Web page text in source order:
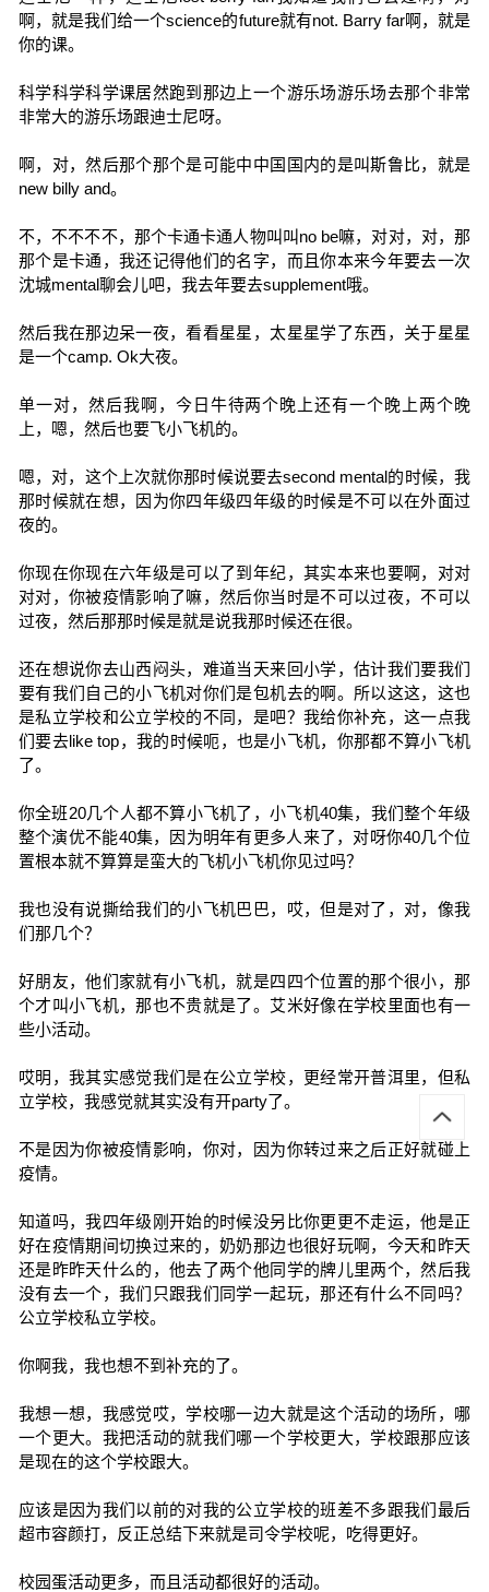
啊，就是我们给一个science的future就有not. Barry far啊，就是
你的课。
科学科学科学课居然跑到那边上一个游乐场游乐场去那个非常
非常大的游乐场跟迪士尼呀。
啊，对，然后那个那个是可能中中国国内的是叫斯鲁比，就是
new billy and。
不，不不不不，那个卡通卡通人物叫叫no be嘛，对对，对，那
那个是卡通，我还记得他们的名字，而且你本来今年要去一次
沈城mental聊会儿吧，我去年要去supplement哦。
然后我在那边呆一夜，看看星星，太星星学了东西，关于星星
是一个camp. Ok大夜。
单一对，然后我啊，今日牛待两个晚上还有一个晚上两个晚
上，嗯，然后也要飞小飞机的。
嗯，对，这个上次就你那时候说要去second mental的时候，我
那时候就在想，因为你四年级四年级的时候是不可以在外面过
夜的。
你现在你现在六年级是可以了到年纪，其实本来也要啊，对对
对对，你被疫情影响了嘛，然后你当时是不可以过夜，不可以
过夜，然后那那时候是就是说我那时候还在很。
还在想说你去山西闷头，难道当天来回小学，估计我们要我们
要有我们自己的小飞机对你们是包机去的啊。所以这这，这也
是私立学校和公立学校的不同，是吧？我给你补充，这一点我
们要去like top，我的时候呃，也是小飞机，你那都不算小飞机
了。
你全班20几个人都不算小飞机了，小飞机40集，我们整个年级
整个演优不能40集，因为明年有更多人来了，对呀你40几个位
置根本就不算算是蛮大的飞机小飞机你见过吗？
我也没有说撕给我们的小飞机巴巴，哎，但是对了，对，像我
们那几个？
好朋友，他们家就有小飞机，就是四四个位置的那个很小，那
个才叫小飞机，那也不贵就是了。艾米好像在学校里面也有一
些小活动。
哎明，我其实感觉我们是在公立学校，更经常开普洱里，但私
立学校，我感觉就其实没有开party了。
不是因为你被疫情影响，你对，因为你转过来之后正好就碰上
疫情。
知道吗，我四年级刚开始的时候没另比你更更不走运，他是正
好在疫情期间切换过来的，奶奶那边也很好玩啊，今天和昨天
还是昨昨天什么的，他去了两个他同学的牌儿里两个，然后我
没有去一个，我们只跟我们同学一起玩，那还有什么不同吗？
公立学校私立学校。
你啊我，我也想不到补充的了。
我想一想，我感觉哎，学校哪一边大就是这个活动的场所，哪
一个更大。我把活动的就我们哪一个学校更大，学校跟那应该
是现在的这个学校跟大。
应该是因为我们以前的对我的公立学校的班差不多跟我们最后
超市容颜打，反正总结下来就是司令学校呢，吃得更好。
校园蛋活动更多，而且活动都很好的活动。